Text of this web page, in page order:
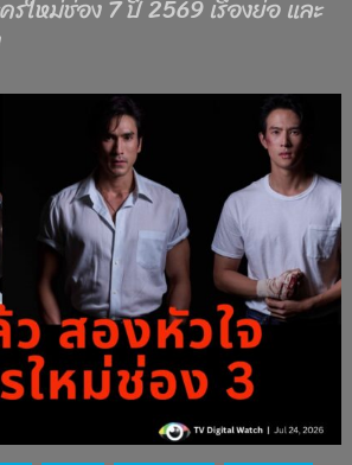
รใหม่ช่อง 7 ปี 2569 เรื่องย่อ และ